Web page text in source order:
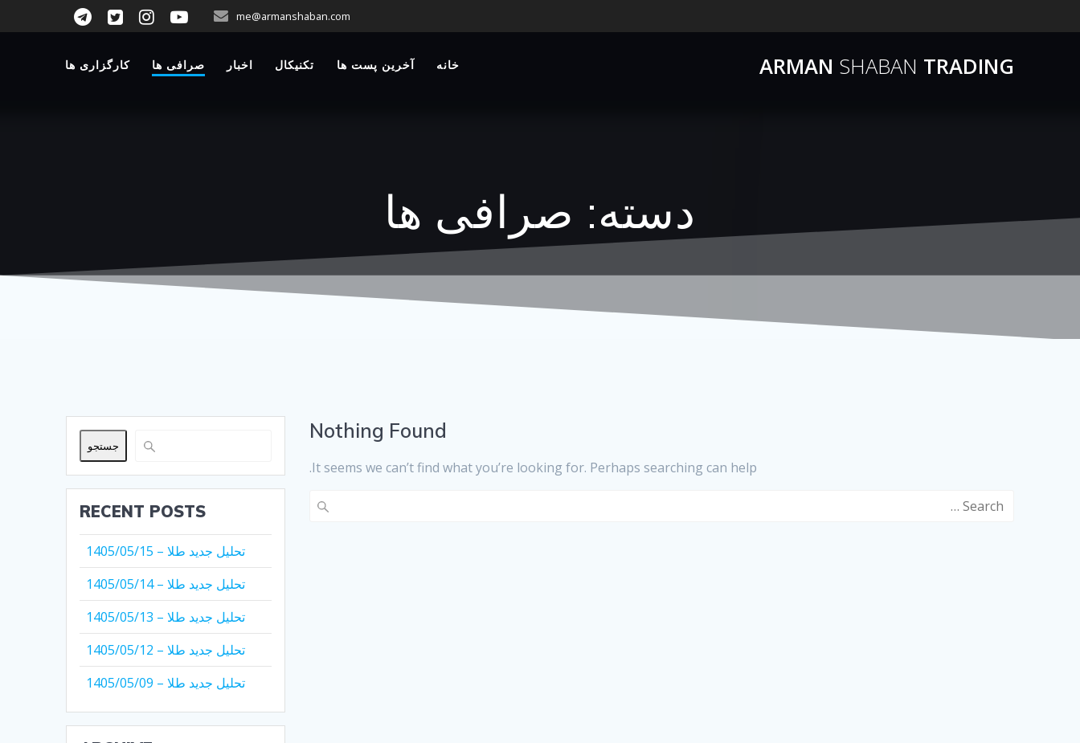
me@armanshaban.com
ARMAN SHABAN TRADING خانه آخرین پست ها تکنیکال اخبار صرافی ها کارگزاری ها
دسته: صرافی ها
Nothing Found
It seems we can’t find what you’re looking for. Perhaps searching can help.
جستجو
RECENT POSTS
تحلیل جدید طلا – 1405/05/15
تحلیل جدید طلا – 1405/05/14
تحلیل جدید طلا – 1405/05/13
تحلیل جدید طلا – 1405/05/12
تحلیل جدید طلا – 1405/05/09